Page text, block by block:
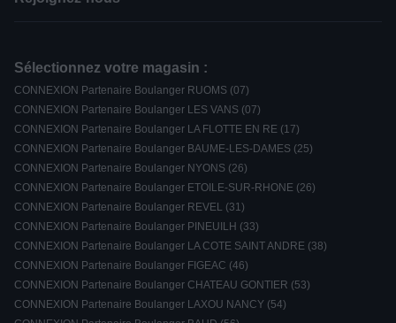
Sélectionnez votre magasin :
CONNEXION Partenaire Boulanger RUOMS (07)
CONNEXION Partenaire Boulanger LES VANS (07)
CONNEXION Partenaire Boulanger LA FLOTTE EN RE (17)
CONNEXION Partenaire Boulanger BAUME-LES-DAMES (25)
CONNEXION Partenaire Boulanger NYONS (26)
CONNEXION Partenaire Boulanger ETOILE-SUR-RHONE (26)
CONNEXION Partenaire Boulanger REVEL (31)
CONNEXION Partenaire Boulanger PINEUILH (33)
CONNEXION Partenaire Boulanger LA COTE SAINT ANDRE (38)
CONNEXION Partenaire Boulanger FIGEAC (46)
CONNEXION Partenaire Boulanger CHATEAU GONTIER (53)
CONNEXION Partenaire Boulanger LAXOU NANCY (54)